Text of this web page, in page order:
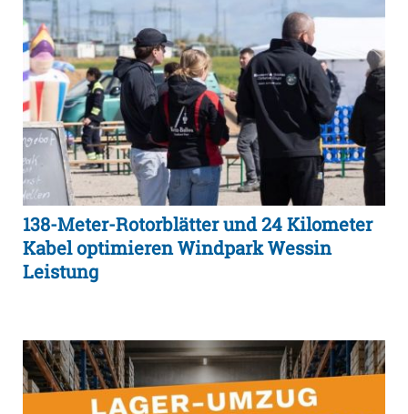
138-Meter-Rotorblätter und 24 Kilometer
Kabel optimieren Windpark Wessin
Leistung